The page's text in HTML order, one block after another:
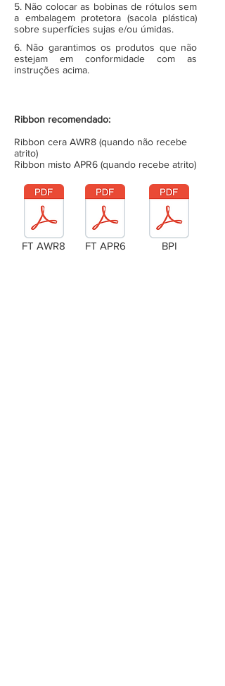
5. Não colocar as bobinas de rótulos sem
a embalagem protetora (sacola plástica)
sobre superfícies sujas e/ou úmidas.
6. Não garantimos os produtos que não
estejam em conformidade com as
instruções acima.
Ribbon recomendado:
Ribbon cera AWR8 (quando não recebe
atrito)
Ribbon misto APR6 (quando recebe atrito)
FT AWR8 FT APR6 BPI